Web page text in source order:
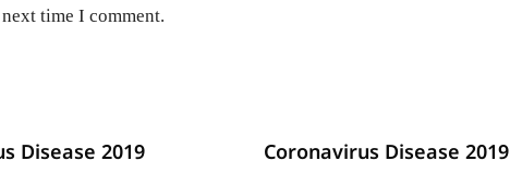
time I comment.
Disease 2019 Coronavirus Disease 2019